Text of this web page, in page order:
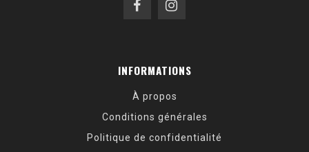
INFORMATIONS
À propos
Conditions générales
Politique de confidentialité